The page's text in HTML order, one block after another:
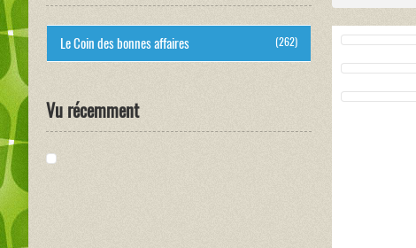
Le Coin des bonnes affaires (262)
Vu récemment